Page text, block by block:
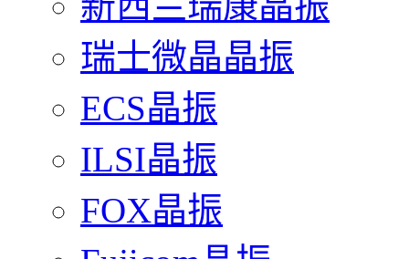
瑞士微晶晶振
ECS晶振
ILSI晶振
FOX晶振